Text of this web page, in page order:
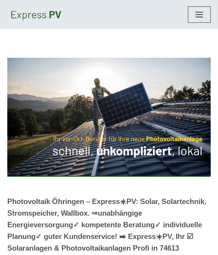
Photovoltaik Öhringen – Express☀️PV️: Solar, Solartechnik,
Stromspeicher, Wallbox. ⇒unabhängige
Energieversorgung✓ kompetente Beratung✓ individuelle
Planung✓ guter Kundenservice! ➡️ Express☀️PV️, Ihr ☑️
Solaranlagen & Photovoltaikanlagen Profi in 74613